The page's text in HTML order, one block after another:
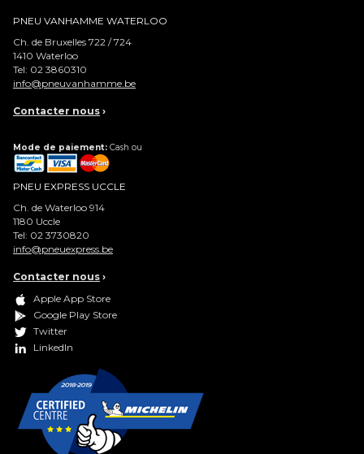
PNEU VANHAMME WATERLOO
Ch. de Bruxelles 722 / 724
1410 Waterloo
Tel: 02 3860310
info@pneuvanhamme.be
Contacter nous ›
Mode de paiement: Cash ou
PNEU EXPRESS UCCLE
Ch. de Waterloo 914
1180 Uccle
Tel: 02 3730820
info@pneuexpress.be
Contacter nous ›
Apple App Store
Google Play Store
Twitter
LinkedIn